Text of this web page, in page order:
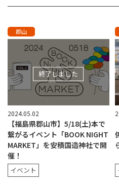
郡山
終了しました
2024.05.02
【福島県郡山市】5/18(土)本で
繋がるイベント「BOOK NIGHT
MARKET」を安積国造神社で開
催！
イベント